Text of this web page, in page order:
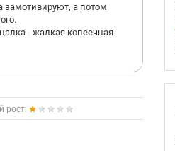
замотивируют, а потом
- жалкая копеечная
рост: